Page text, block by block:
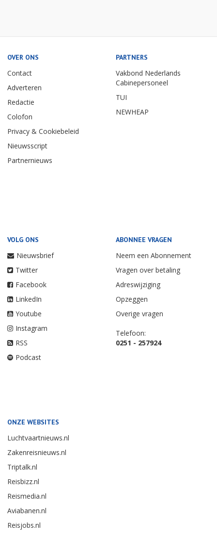
OVER ONS
Contact
Adverteren
Redactie
Colofon
Privacy & Cookiebeleid
Nieuwsscript
Partnernieuws
PARTNERS
Vakbond Nederlands
Cabinepersoneel
TUI
NEWHEAP
VOLG ONS
Nieuwsbrief
Twitter
Facebook
LinkedIn
Youtube
Instagram
RSS
Podcast
ABONNEE VRAGEN
Neem een Abonnement
Vragen over betaling
Adreswijziging
Opzeggen
Overige vragen
Telefoon:
0251 - 257924
ONZE WEBSITES
Luchtvaartnieuws.nl
Zakenreisnieuws.nl
Triptalk.nl
Reisbizz.nl
Reismedia.nl
Aviabanen.nl
Reisjobs.nl